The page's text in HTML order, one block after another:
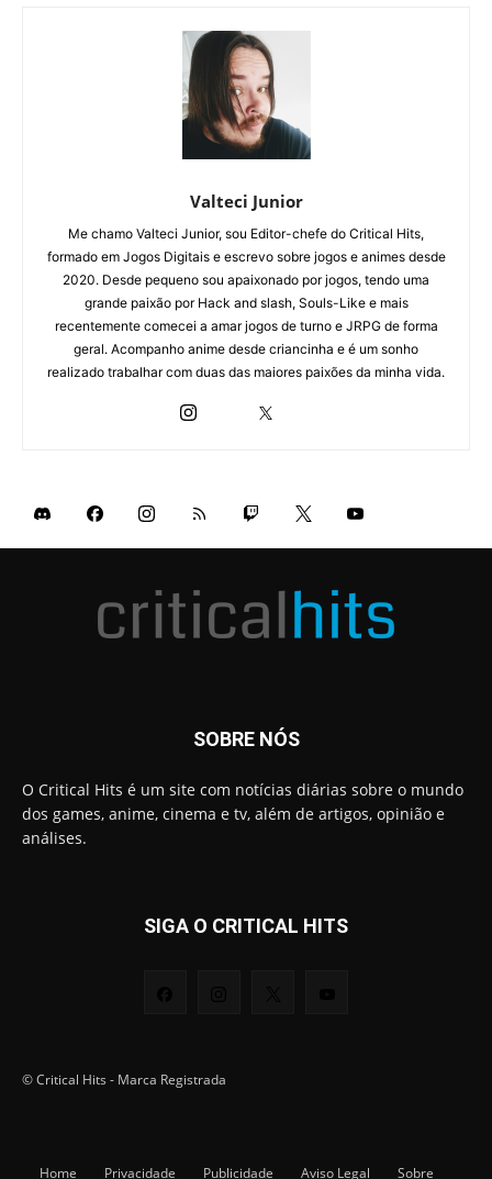
Valteci Junior
Me chamo Valteci Junior, sou Editor-chefe do Critical Hits,
formado em Jogos Digitais e escrevo sobre jogos e animes desde
2020. Desde pequeno sou apaixonado por jogos, tendo uma
grande paixão por Hack and slash, Souls-Like e mais
recentemente comecei a amar jogos de turno e JRPG de forma
geral. Acompanho anime desde criancinha e é um sonho
realizado trabalhar com duas das maiores paixões da minha vida.
SOBRE NÓS
O Critical Hits é um site com notícias diárias sobre o mundo
dos games, anime, cinema e tv, além de artigos, opinião e
análises.
SIGA O CRITICAL HITS
© Critical Hits - Marca Registrada
Home Privacidade Publicidade Aviso Legal Sobre